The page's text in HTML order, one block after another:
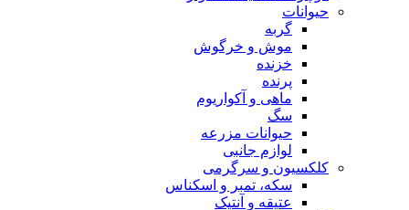
حیوانات
گربه
موش و خرگوش
خزنده
پرنده
ماهی و آکواریوم
سگ
حیوانات مزرعه
لوازم جانبی
کلکسیون و سرگرمی
سکه، تمبر و اسکناس
عتیقه و آنتیک